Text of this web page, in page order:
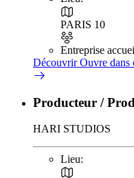
PARIS 10
Entreprise
DécouvrirOuvre dans
Producteur /
HARI STUDIOS
Lieu: